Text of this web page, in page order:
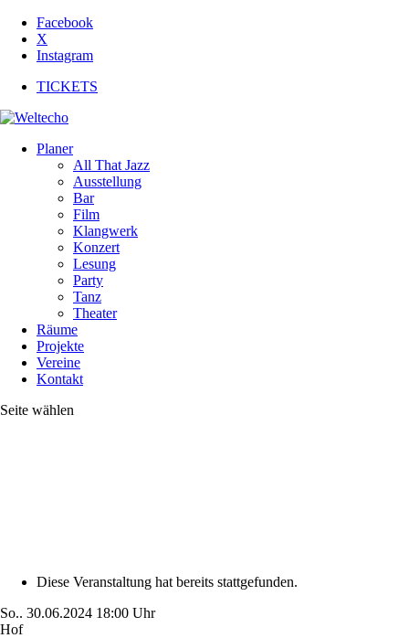
Facebook
X
Instagram
TICKETS
Planer
All That Jazz
Ausstellung
Bar
Film
Klangwerk
Konzert
Lesung
Party
Tanz
Theater
Räume
Projekte
Vereine
Kontakt
Seite wählen
Diese Veranstaltung hat bereits stattgefunden.
So.. 30.06.2024 18:00 Uhr
Hof